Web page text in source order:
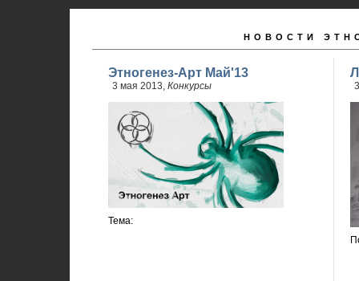
НОВОСТИ
Этногенез-Арт Май'13
3 мая 2013, Конкурсы
Тема: